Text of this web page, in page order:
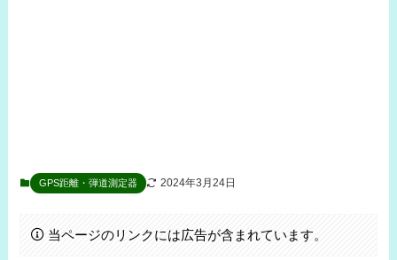
GPS距離・弾道測定器 2024年3月24日
当ページのリンクには広告が含まれています。